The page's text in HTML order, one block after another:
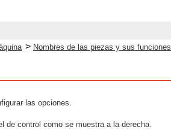
> Nombres de las piezas y sus funciones
las opciones.
de control como se muestra a la derecha.